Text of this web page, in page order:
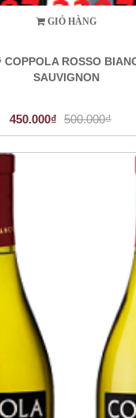
GIỎ HÀNG
ROSSO
SAUVIGNON
450.000₫ 500.000₫